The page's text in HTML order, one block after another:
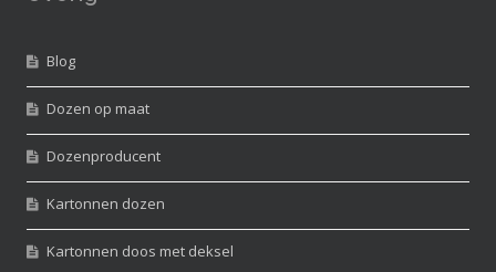
Blog
Dozen op maat
Dozenproducent
Kartonnen dozen
Kartonnen doos met deksel